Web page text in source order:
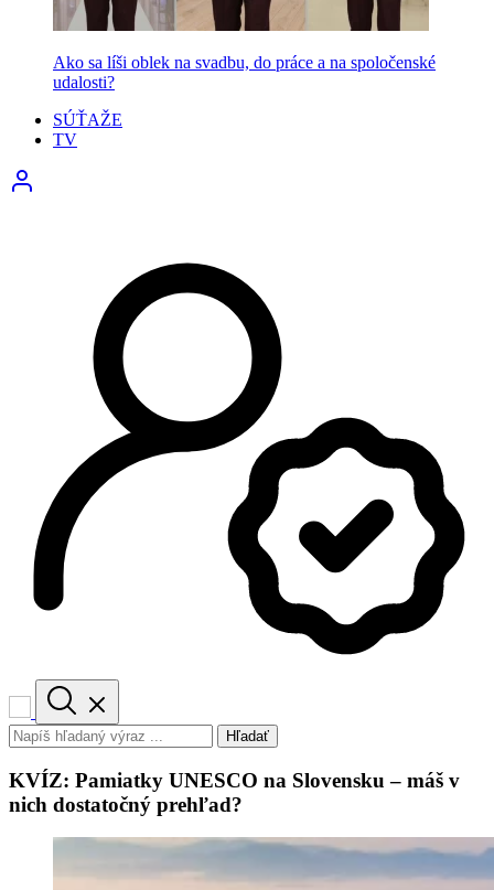
Ako sa líši oblek na svadbu, do práce a na spoločenské
udalosti?
SÚŤAŽE
TV
Hľadať
KVÍZ: Pamiatky UNESCO na Slovensku – máš v
nich dostatočný prehľad?